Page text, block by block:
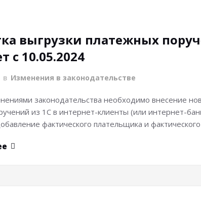
выгрузки платежных
с 10.05.2024
в Изменения в законодательстве
законодательства необходимо внесение
из 1С в интернет-клиенты (или интернет-
фактического плательщика и